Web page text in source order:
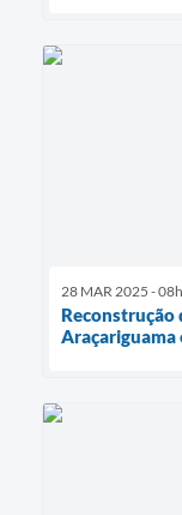
28 MAR 2025 -
Reconstrução
Araçariguama